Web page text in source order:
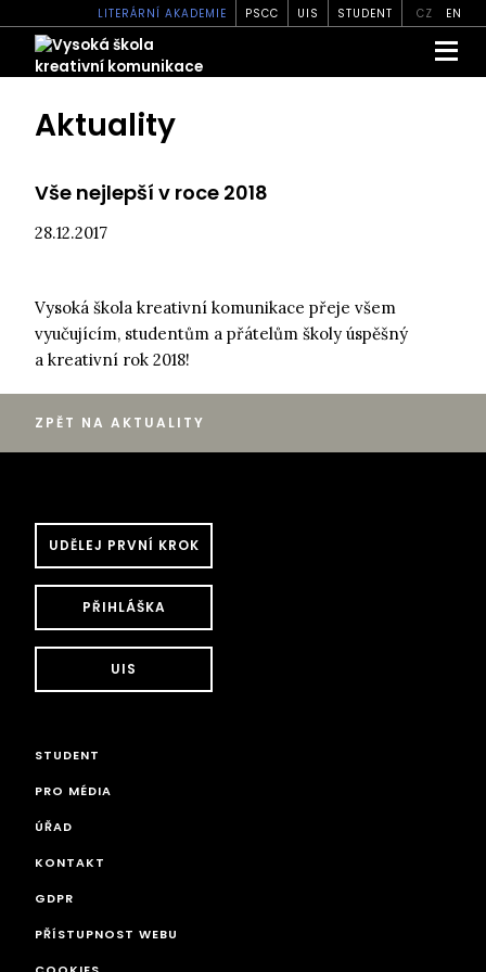
LITERÁRNÍ AKADEMIE PSCC UIS STUDENT CZ EN
Aktuality
Vše nejlepší v roce 2018
28.12.2017
Vysoká škola kreativní komunikace přeje všem
vyučujícím, studentům a přátelům školy úspěšný
a kreativní rok 2018!
ZPĚT NA AKTUALITY
UDĚLEJ PRVNÍ KROK
PŘIHLÁŠKA
UIS
STUDENT
PRO MÉDIA
ÚŘAD
KONTAKT
GDPR
PŘÍSTUPNOST WEBU